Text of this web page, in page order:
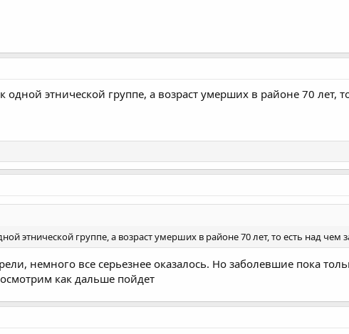
одной этнической группе, а возраст умерших в районе 70 лет,
этнической группе, а возраст умерших в районе 70 лет, то есть над чем
немного все серьезнее оказалось. Но заболевшие пока
как дальше пойдет